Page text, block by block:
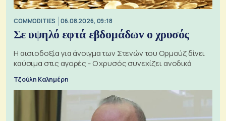
COMMODITIES 06.08.2026, 09:18
Σε υψηλό εφτά εβδομάδων ο χρυσός
Η αισιοδοξία για άνοιγμα των Στενών του Ορμούζ δίνει
καύσιμα στις αγορές - Ο χρυσός συνεχίζει ανοδικά
Τζούλη Καλημέρη